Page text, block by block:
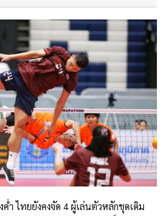
ำ ไทยยังคงจัด 4 ผู้เล่นตัวหลักชุดเดิม